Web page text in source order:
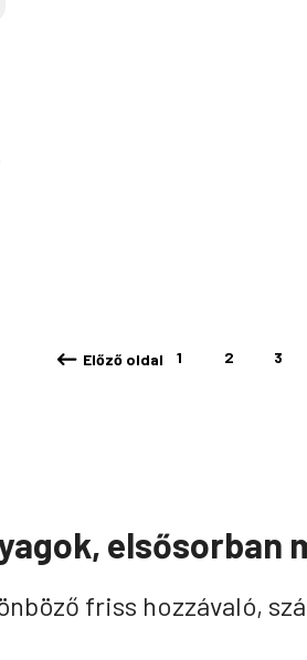
Előző oldal 1 2 3
elsősorban
friss hozzávaló,